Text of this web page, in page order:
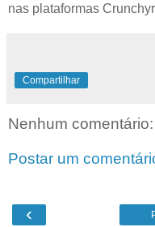
nas plataformas
Compartilhar
Nenhum comentário:
Postar um
‹